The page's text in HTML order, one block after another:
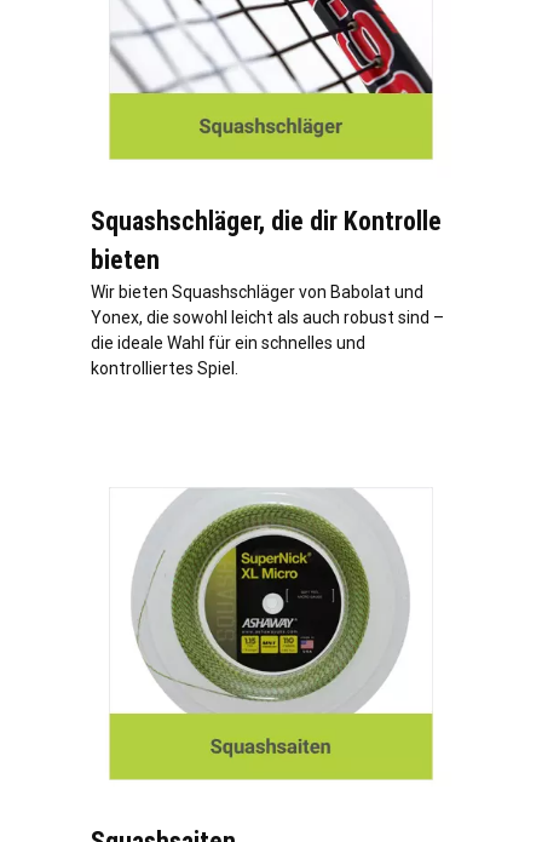
Squashschläger, die dir Kontrolle
bieten
Wir bieten Squashschläger von Babolat und
Yonex, die sowohl leicht als auch robust sind –
die ideale Wahl für ein schnelles und
kontrolliertes Spiel.